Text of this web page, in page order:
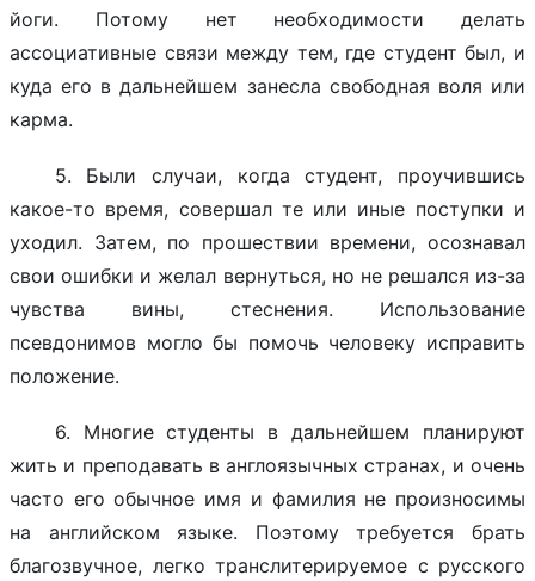
йоги. Потому нет необходимости делать
ассоциативные связи между тем, где студент был, и
куда его в дальнейшем занесла свободная воля или
карма.
5. Были случаи, когда студент, проучившись
какое-то время, совершал те или иные поступки и
уходил. Затем, по прошествии времени, осознавал
свои ошибки и желал вернуться, но не решался из-за
чувства вины, стеснения. Использование
псевдонимов могло бы помочь человеку исправить
положение.
6. Многие студенты в дальнейшем планируют
жить и преподавать в англоязычных странах, и очень
часто его обычное имя и фамилия не произносимы
на английском языке. Поэтому требуется брать
благозвучное, легко транслитерируемое с русского